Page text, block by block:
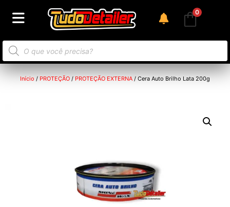
0
Início / PROTEÇÃO / PROTEÇÃO EXTERNA / Cera Auto Brilho Lata 200g